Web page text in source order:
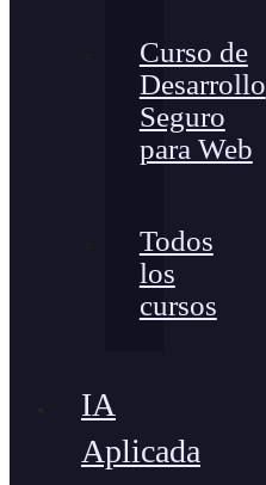
Curso de
Desarrollo
Seguro
para Web
Todos
los
cursos
IA
Aplicada